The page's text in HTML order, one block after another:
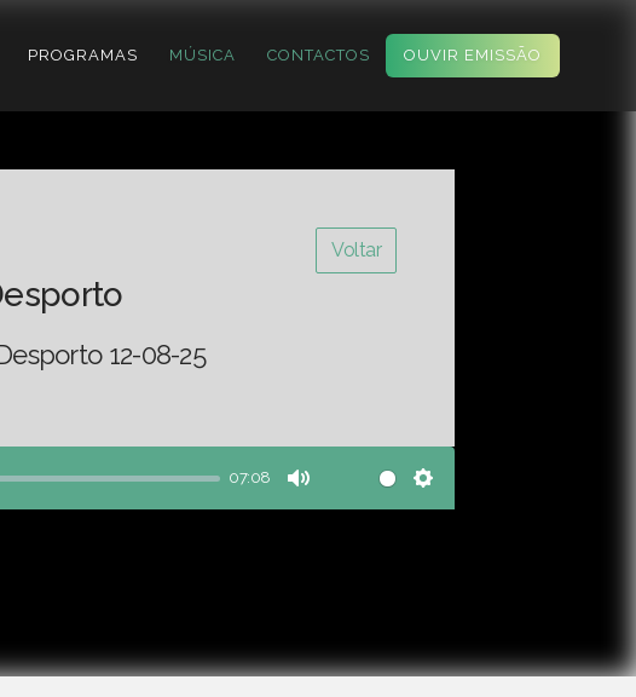
PROGRAMAS MÚSICA CONTACTOS OUVIR EMISSÃO
Voltar
12-08-25
07:08
Mute Settings